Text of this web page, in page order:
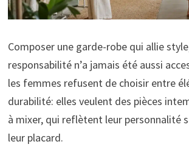
Composer une garde-robe qui allie
responsabilité n’a jamais été aussi
les femmes refusent de choisir entre
durabilité: elles veulent des pièces
à mixer, qui reflètent leur personnalité
leur placard.